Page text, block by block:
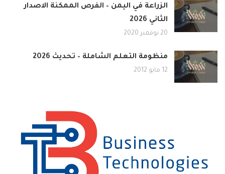
الزراعة في اليمن – الفرص الممكنة الاصدار
الثاني 2026
20 نوفمبر 2020
منظومة التعلم الشاملة – تحديث 2026
12 مايو 2012